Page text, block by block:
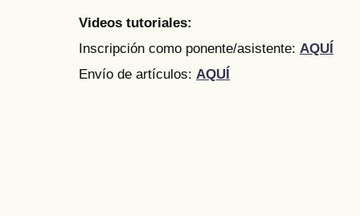
Videos tutoriales:
Inscripción como ponente/asistente: AQUÍ
Envío de artículos: AQUÍ